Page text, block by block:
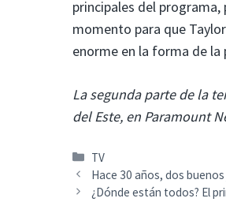
principales del
momento para que
enorme en la forma de la
La segunda parte de la
del Este, en Paramount
Categorías
TV
Hace 30 años, dos
¿Dónde están todos? El